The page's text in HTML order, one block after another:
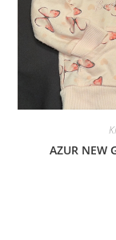
AZUR NEW